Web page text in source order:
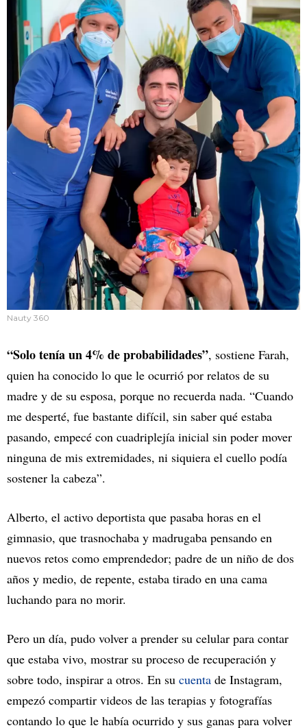
Nauty 360
“Solo tenía un 4% de probabilidades”, sostiene Farah,
quien ha conocido lo que le ocurrió por relatos de su
madre y de su esposa, porque no recuerda nada. “Cuando
me desperté, fue bastante difícil, sin saber qué estaba
pasando, empecé con cuadriplejía inicial sin poder mover
ninguna de mis extremidades, ni siquiera el cuello podía
sostener la cabeza”.
Alberto, el activo deportista que pasaba horas en el
gimnasio, que trasnochaba y madrugaba pensando en
nuevos retos como emprendedor; padre de un niño de dos
años y medio, de repente, estaba tirado en una cama
luchando para no morir.
Pero un día, pudo volver a prender su celular para contar
que estaba vivo, mostrar su proceso de recuperación y
sobre todo, inspirar a otros. En su cuenta de Instagram,
empezó compartir videos de las terapias y fotografías
contando lo que le había ocurrido y sus ganas para volver